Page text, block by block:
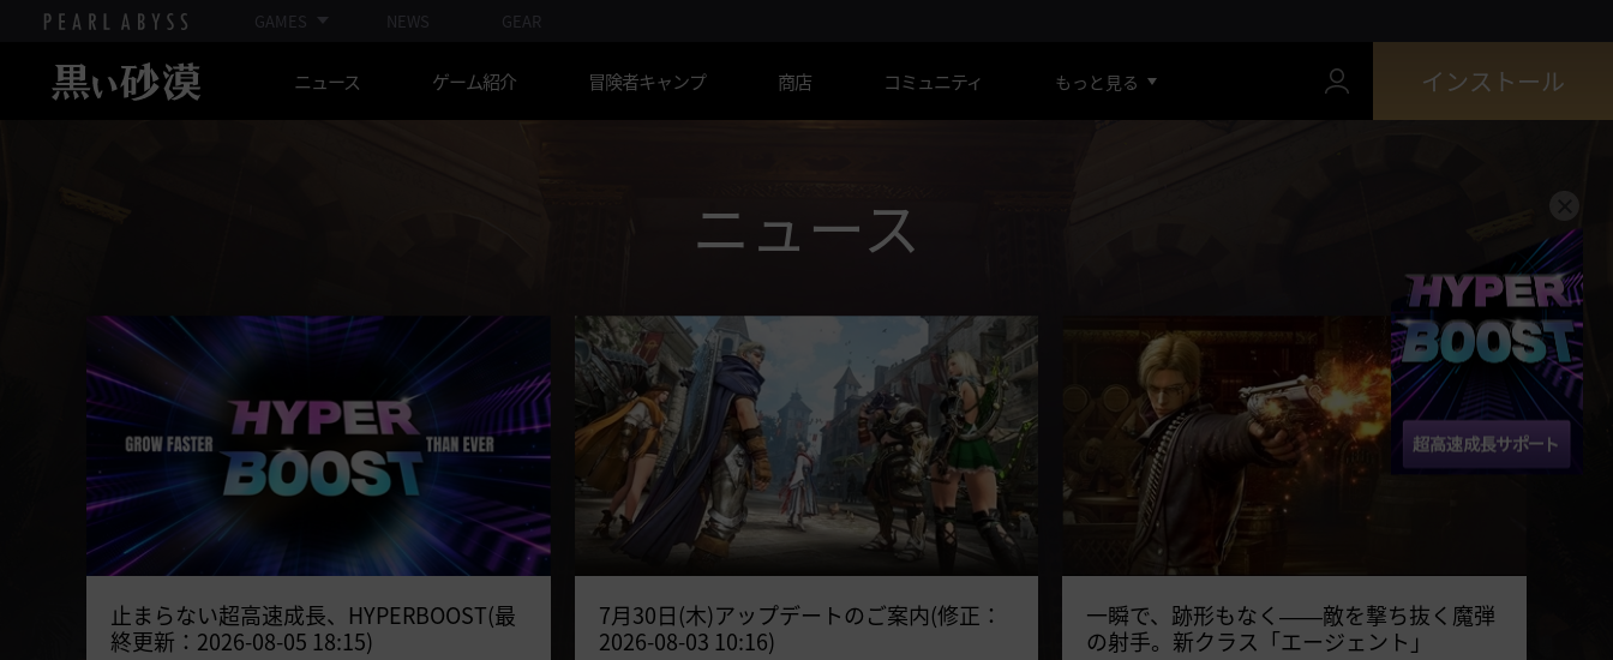
GAMES NEWS GEAR
ニュース ゲーム紹介 冒険者キャンプ 商店 コミュニティ もっと見る インストール
ニュース
止まらない超高速成長、HYPERBOOST(最
終更新：2026-08-05 18:15)
7月30日(木)アップデートのご案内(修正：
2026-08-03 10:16)
一瞬で、跡形もなく――敵を撃ち抜く魔弾
の射手。新クラス「エージェント」